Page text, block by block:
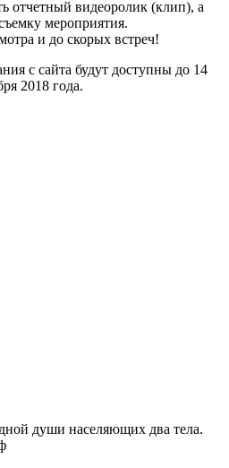
отчетный видеоролик (клип), а
мероприятия.
и до скорых встреч!
с сайта будут доступны до 14
2018 года.
души населяющих два тела.